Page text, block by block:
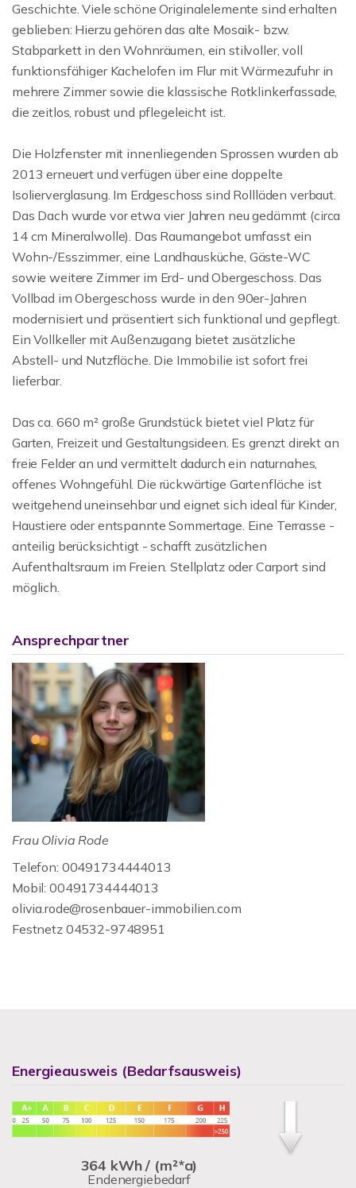
Geschichte. Viele schöne Originalelemente sind erhalten
geblieben: Hierzu gehören das alte Mosaik- bzw.
Stabparkett in den Wohnräumen, ein stilvoller, voll
funktionsfähiger Kachelofen im Flur mit Wärmezufuhr in
mehrere Zimmer sowie die klassische Rotklinkerfassade,
die zeitlos, robust und pflegeleicht ist.
Die Holzfenster mit innenliegenden Sprossen wurden ab
2013 erneuert und verfügen über eine doppelte
Isolierverglasung. Im Erdgeschoss sind Rollläden verbaut.
Das Dach wurde vor etwa vier Jahren neu gedämmt (circa
14 cm Mineralwolle). Das Raumangebot umfasst ein
Wohn-/Esszimmer, eine Landhausküche, Gäste-WC
sowie weitere Zimmer im Erd- und Obergeschoss. Das
Vollbad im Obergeschoss wurde in den 90er-Jahren
modernisiert und präsentiert sich funktional und gepflegt.
Ein Vollkeller mit Außenzugang bietet zusätzliche
Abstell- und Nutzfläche. Die Immobilie ist sofort frei
lieferbar.
Das ca. 660 m² große Grundstück bietet viel Platz für
Garten, Freizeit und Gestaltungsideen. Es grenzt direkt an
freie Felder an und vermittelt dadurch ein naturnahes,
offenes Wohngefühl. Die rückwärtige Gartenfläche ist
weitgehend uneinsehbar und eignet sich ideal für Kinder,
Haustiere oder entspannte Sommertage. Eine Terrasse -
anteilig berücksichtigt - schafft zusätzlichen
Aufenthaltsraum im Freien. Stellplatz oder Carport sind
möglich.
Ansprechpartner
Frau Olivia Rode
Telefon: 00491734444013
Mobil: 00491734444013
olivia.rode@rosenbauer-immobilien.com
Festnetz 04532-9748951
Energieausweis (Bedarfsausweis)
364 kWh / (m²*a)
Endenergiebedarf